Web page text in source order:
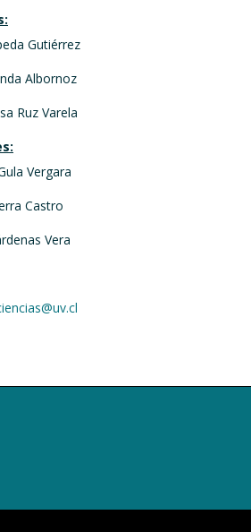
Gutiérrez
Albornoz
Ruz Varela
Vergara
Castro
Vera